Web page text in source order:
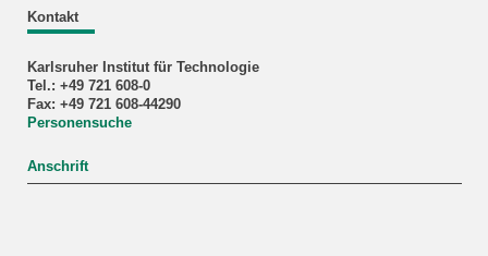
Kontakt
Karlsruher Institut für Technologie
Tel.: +49 721 608-0
Fax: +49 721 608-44290
Personensuche
Anschrift